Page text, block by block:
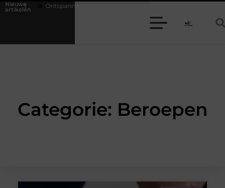
Nieuwe
artikelenOntspannen gastheer of gastvrouw zijn: zo houd je een diner
Categorie: Beroepen